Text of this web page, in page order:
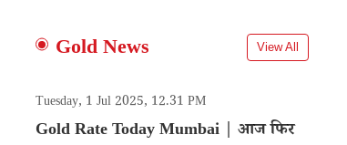
Gold News View All
Tuesday, 1 Jul 2025, 12.31 PM
Gold Rate Today Mumbai | आज फिर